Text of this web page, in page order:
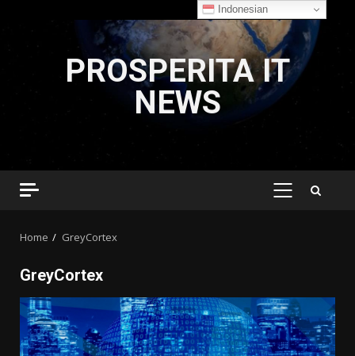
PROSPERITA IT
NEWS
PRIMARY
Home GreyCortex
GreyCortex
Indonesian